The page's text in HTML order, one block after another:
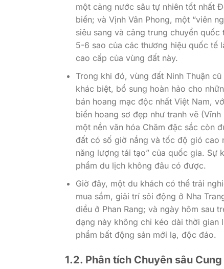
một cảng nước sâu tự nhiên tốt nhất
biển; và Vịnh Vân Phong, một “viên
siêu sang và cảng trung chuyển quốc
5-6 sao của các thương hiệu quốc tế
cao cấp của vùng đất này.
Trong khi đó, vùng đất Ninh Thuận
khác biệt, bổ sung hoàn hảo cho
bán hoang mạc độc nhất Việt Nam,
biển hoang sơ đẹp như tranh vẽ
một nền văn hóa Chăm đặc sắc còn
đất có số giờ nắng và tốc độ gió cao
năng lượng tái tạo” của quốc gia. Sự
phẩm du lịch không đâu có được.
Giờ đây, một du khách có thể trải
mua sắm, giải trí sôi động ở Nha
diều ở Phan Rang; và ngày hôm sau
dạng này không chỉ kéo dài thời
phẩm bất động sản mới lạ, độc đáo.
1.2. Phân tích Chuyên sâu